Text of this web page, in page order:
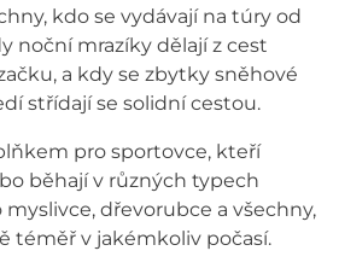
kdo se vydávají na túry od
noční mrazíky dělají z cest
a kdy se zbytky sněhové
střídají se solidní cestou.
pro sportovce, kteří
běhají v různých typech
dřevorubce a všechny,
téměř v jakémkoliv počasí.